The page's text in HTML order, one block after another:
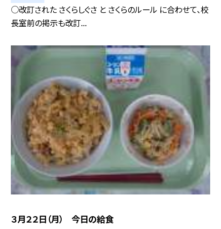
○改訂された さくらしぐさ と さくらのルール に合わせて、校
長室前の掲示も改訂...
３月２２日（月） 今日の給食